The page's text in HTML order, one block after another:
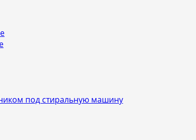
под стиральную машину